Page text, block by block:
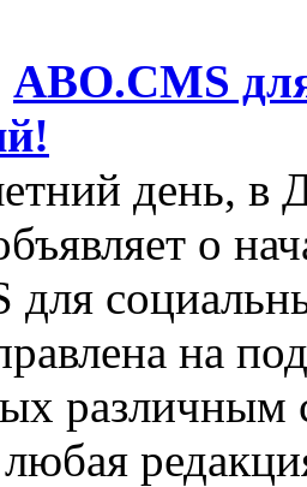
ABO.CMS
день, в
о
для
на